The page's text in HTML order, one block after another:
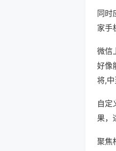
同时
家手
微信
好像
将,
自定
果，
聚焦